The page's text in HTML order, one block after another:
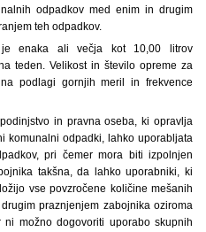
odpadkov med enim in drugim
teh odpadkov.
je enaka ali večja kot 10,00 litrov
teden. Velikost in število opreme za
podlagi gornjih meril in frekvence
in pravna oseba, ki opravlja
komunalni odpadki, lahko uporabljata
pri čemer mora biti izpolnjen
takšna, da lahko uporabniki, ki
vse povzročene količine mešanih
praznjenjem zabojnika oziroma
možno dogovoriti uporabo skupnih